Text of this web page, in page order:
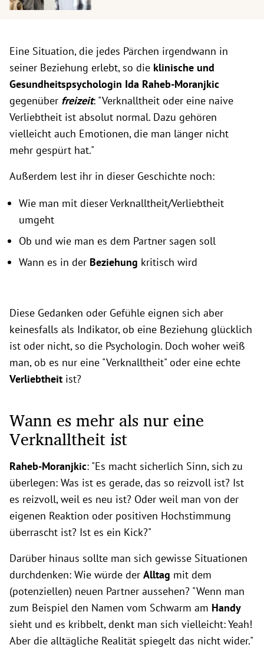
Eine Situation, die jedes Pärchen irgendwann in
seiner Beziehung erlebt, so die klinische und
Gesundheitspsychologin Ida Raheb-Moranjkic
gegenüber freizeit: "Verknalltheit oder eine naive
Verliebtheit ist absolut normal. Dazu gehören
vielleicht auch Emotionen, die man länger nicht
mehr gespürt hat."
Außerdem lest ihr in dieser Geschichte noch:
Wie man mit dieser Verknalltheit/Verliebtheit
umgeht
Ob und wie man es dem Partner sagen soll
Wann es in der Beziehung kritisch wird
Diese Gedanken oder Gefühle eignen sich aber
keinesfalls als Indikator, ob eine Beziehung glücklich
ist oder nicht, so die Psychologin. Doch woher weiß
man, ob es nur eine "Verknalltheit" oder eine echte
Verliebtheit ist?
Wann es mehr als nur eine
Verknalltheit ist
Raheb-Moranjkic: "Es macht sicherlich Sinn, sich zu
überlegen: Was ist es gerade, das so reizvoll ist? Ist
es reizvoll, weil es neu ist? Oder weil man von der
eigenen Reaktion oder positiven Hochstimmung
überrascht ist? Ist es ein Kick?"
Darüber hinaus sollte man sich gewisse Situationen
durchdenken: Wie würde der Alltag mit dem
(potenziellen) neuen Partner aussehen? "Wenn man
zum Beispiel den Namen vom Schwarm am Handy
sieht und es kribbelt, denkt man sich vielleicht: Yeah!
Aber die alltägliche Realität spiegelt das nicht wider."